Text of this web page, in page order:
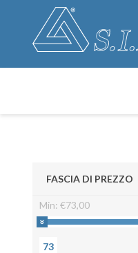
FASCIA DI PREZZO
Min: €73,00
73